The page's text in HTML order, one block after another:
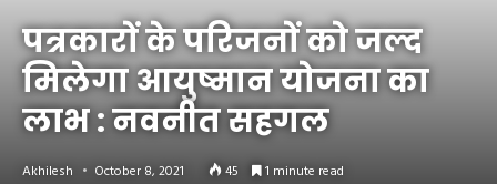
पत्रकारों के परिजनों को जल्द
मिलेगा आयुष्मान योजना का
लाभ : नवनीत सहगल
Akhilesh October 8, 2021 45 1 minute read